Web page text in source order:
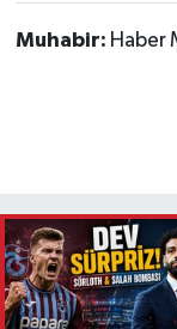
Muhabir: Haber